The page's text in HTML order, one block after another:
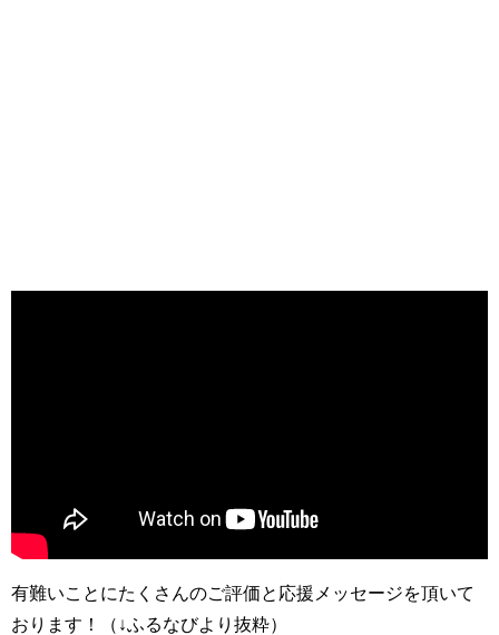
有難いことにたくさんのご評価と応援メッセージを頂いて
おります！（↓ふるなびより抜粋）